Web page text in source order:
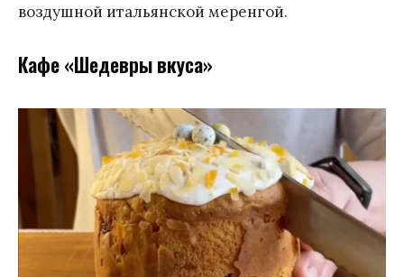
воздушной итальянской меренгой.
Кафе «Шедевры вкуса»